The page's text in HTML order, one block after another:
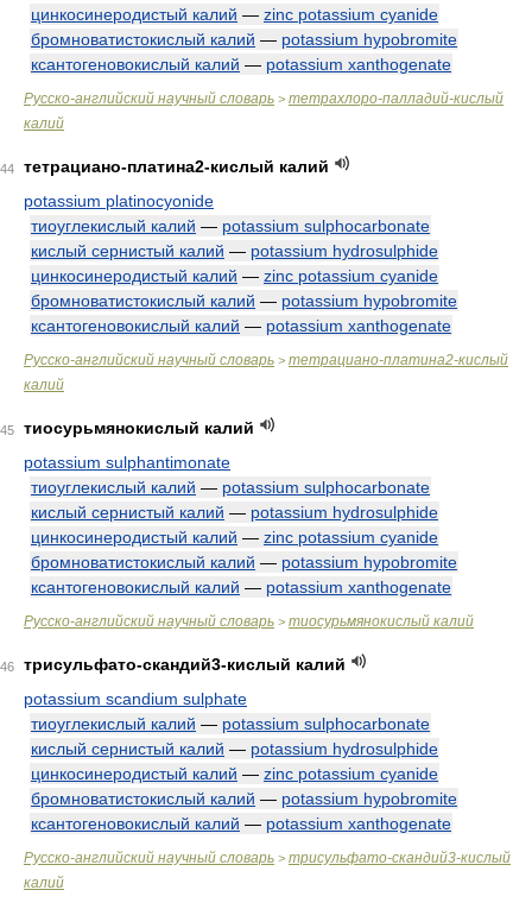
цинкосинеродистый калий — zinc potassium cyanide
бромноватистокислый калий — potassium hypobromite
ксантогеновокислый калий — potassium xanthogenate
Русско-английский научный словарь > тетрахлоро-палладий-кислый
калий
44
тетрациано-платина2-кислый калий
potassium platinocyonide
тиоуглекислый калий — potassium sulphocarbonate
кислый сернистый калий — potassium hydrosulphide
цинкосинеродистый калий — zinc potassium cyanide
бромноватистокислый калий — potassium hypobromite
ксантогеновокислый калий — potassium xanthogenate
Русско-английский научный словарь > тетрациано-платина2-кислый
калий
45
тиосурьмянокислый калий
potassium sulphantimonate
тиоуглекислый калий — potassium sulphocarbonate
кислый сернистый калий — potassium hydrosulphide
цинкосинеродистый калий — zinc potassium cyanide
бромноватистокислый калий — potassium hypobromite
ксантогеновокислый калий — potassium xanthogenate
Русско-английский научный словарь > тиосурьмянокислый калий
46
трисульфато-скандий3-кислый калий
potassium scandium sulphate
тиоуглекислый калий — potassium sulphocarbonate
кислый сернистый калий — potassium hydrosulphide
цинкосинеродистый калий — zinc potassium cyanide
бромноватистокислый калий — potassium hypobromite
ксантогеновокислый калий — potassium xanthogenate
Русско-английский научный словарь > трисульфато-скандий3-кислый
калий